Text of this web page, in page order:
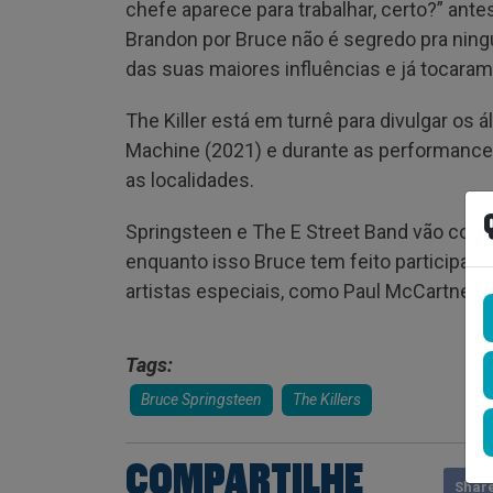
chefe aparece para trabalhar, certo?”
Brandon por Bruce não é segredo pra
das suas maiores influências e já
The Killer está em turnê para divulgar os
Machine (2021) e durante as
as localidades.
Springsteen e The E Street Band vão
enquanto isso Bruce tem feito
artistas especiais, como Paul McCartney
Tags:
Bruce Springsteen The Killers
COMPARTILHE